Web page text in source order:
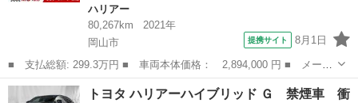
ハリアー
80,267km
2021年
岡山市
提携サイト 8月1日
■ 支払総額: 299.3万円 ■ 車両本体価格： 2,894,000 円 ■ メーカ
ー名： トヨタ ■ 車種名： ハリアーハイブリッド ■ グレード
名： Ｚ 禁煙 １２．３インチナビＴＶ ＪＢＬ ハーフレザー
岡山 岡山市 ハリアー
トヨタ ハリアーハイブリッド Ｇ 禁煙車 衝